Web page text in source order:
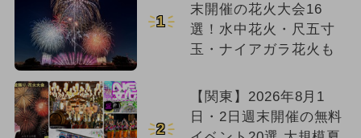
1
末開催の花火大会16
選！水中花火・尺五寸
玉・ナイアガラ花火も
2
【関東】2026年8月1
日・2日週末開催の無料